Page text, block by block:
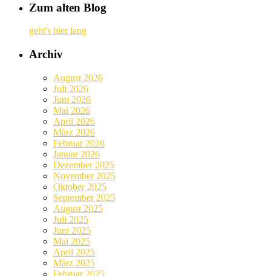
Zum alten Blog
geht's hier lang
Archiv
August 2026
Juli 2026
Juni 2026
Mai 2026
April 2026
März 2026
Februar 2026
Januar 2026
Dezember 2025
November 2025
Oktober 2025
September 2025
August 2025
Juli 2025
Juni 2025
Mai 2025
April 2025
März 2025
Februar 2025